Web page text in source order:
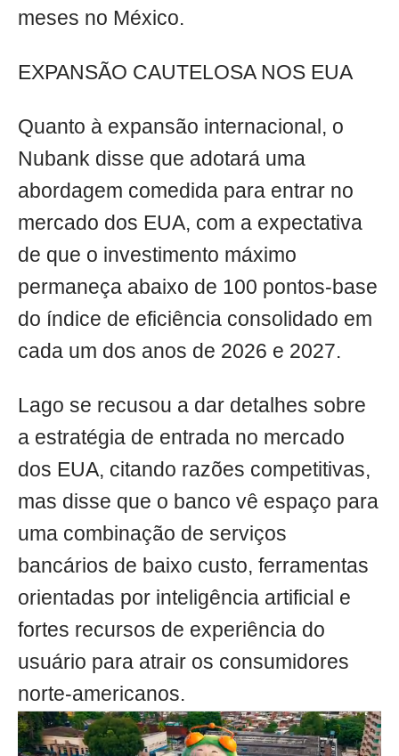
meses no México.
EXPANSÃO CAUTELOSA NOS EUA
Quanto à expansão internacional, o
Nubank disse que adotará uma
abordagem comedida para entrar no
mercado dos EUA, com a expectativa
de que o investimento máximo
permaneça abaixo de 100 pontos-base
do índice de eficiência consolidado em
cada um dos anos de 2026 e 2027.
Lago se recusou a dar detalhes sobre
a estratégia de entrada no mercado
dos EUA, citando razões competitivas,
mas disse que o banco vê espaço para
uma combinação de serviços
bancários de baixo custo, ferramentas
orientadas por inteligência artificial e
fortes recursos de experiência do
usuário para atrair os consumidores
norte-americanos.